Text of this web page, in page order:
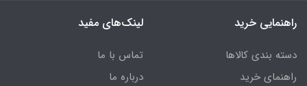
راهنمایی خرید
دسته بندی کالاها
راهنمای خرید
لینک‌های مفید
تماس با ما
درباره ما